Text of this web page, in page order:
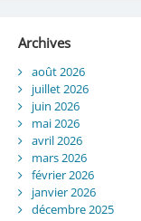
Archives
août 2026
juillet 2026
juin 2026
mai 2026
avril 2026
mars 2026
février 2026
janvier 2026
décembre 2025